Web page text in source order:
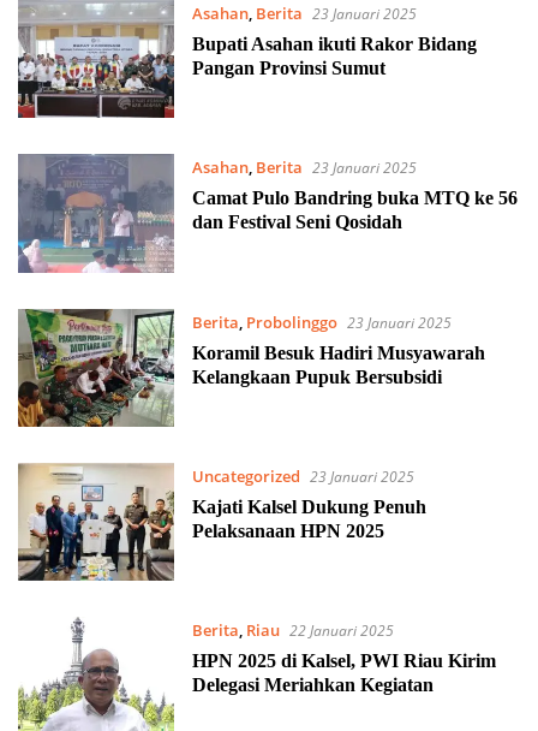
Asahan, Berita 23 Januari 2025
Bupati Asahan ikuti Rakor Bidang
Pangan Provinsi Sumut
Asahan, Berita 23 Januari 2025
Camat Pulo Bandring buka MTQ ke 56
dan Festival Seni Qosidah
Berita Probolinggo 23 Januari 2025
Koramil Besuk Hadiri Musyawarah
Kelangkaan Pupuk Bersubsidi
Uncategorized 23 Januari 2025
Kajati Kalsel Dukung Penuh
Pelaksanaan HPN 2025
Berita, Riau 22 Januari 2025
HPN 2025 di Kalsel, PWI Riau Kirim
Delegasi Meriahkan Kegiatan